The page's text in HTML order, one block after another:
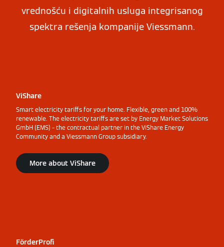
vrednošću i digitalnih usluga integrisanog
spektra rešenja kompanije Viessmann.
ViShare
Smart electricity tariffs for your home. Flexible, green and 100%
renewable. The electricity tariffs are set by Energy Market Solutions
GmbH (EMS) – the contractual partner in the ViShare Energy
Community and a Viessmann Group subsidiary.
More about ViShare
FörderProfi